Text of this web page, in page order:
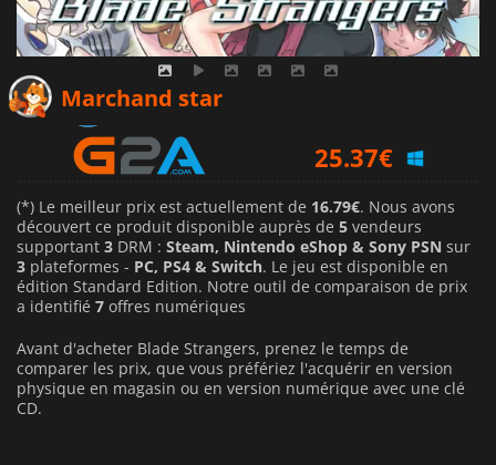
Marchand star
25.37€
25.87€
(*) Le meilleur prix est actuellement de 16.79€. Nous avons
découvert ce produit disponible auprès de 5 vendeurs
supportant 3 DRM : Steam, Nintendo eShop & Sony PSN sur
3 plateformes - PC, PS4 & Switch. Le jeu est disponible en
édition Standard Edition. Notre outil de comparaison de prix
a identifié 7 offres numériques
Avant d'acheter Blade Strangers, prenez le temps de
comparer les prix, que vous préfériez l'acquérir en version
physique en magasin ou en version numérique avec une clé
CD.